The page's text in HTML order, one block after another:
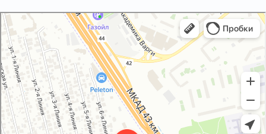
GM-City&VAG-Repair
Автосервис, автотехцентр в Москве
Магазин автозапчастей и автотоваров в Москве